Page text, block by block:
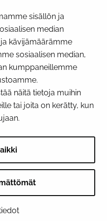
sisällön ja
median
kävijämäärämme
sosiaalisen median,
kumppaneillemme
näitä tietoja muihin
tai joita on kerätty, kun
MEDIA
YouTube